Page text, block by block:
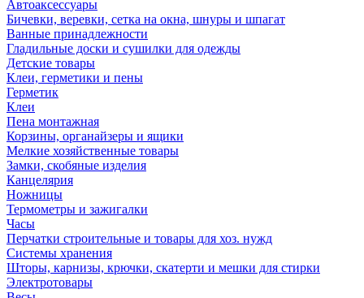
Автоаксессуары
Бичевки, веревки, сетка на окна, шнуры и шпагат
Ванные принадлежности
Гладильные доски и сушилки для одежды
Детские товары
Клеи, герметики и пены
Герметик
Клеи
Пена монтажная
Корзины, органайзеры и ящики
Мелкие хозяйственные товары
Замки, скобяные изделия
Канцелярия
Ножницы
Термометры и зажигалки
Часы
Перчатки строительные и товары для хоз. нужд
Системы хранения
Шторы, карнизы, крючки, скатерти и мешки для стирки
Электротовары